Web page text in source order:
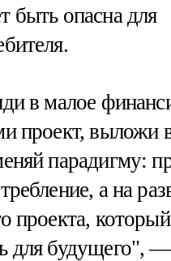
быть опасна для
в малое
проект, выложи
парадигму:
а на
проекта,
для будущего", —